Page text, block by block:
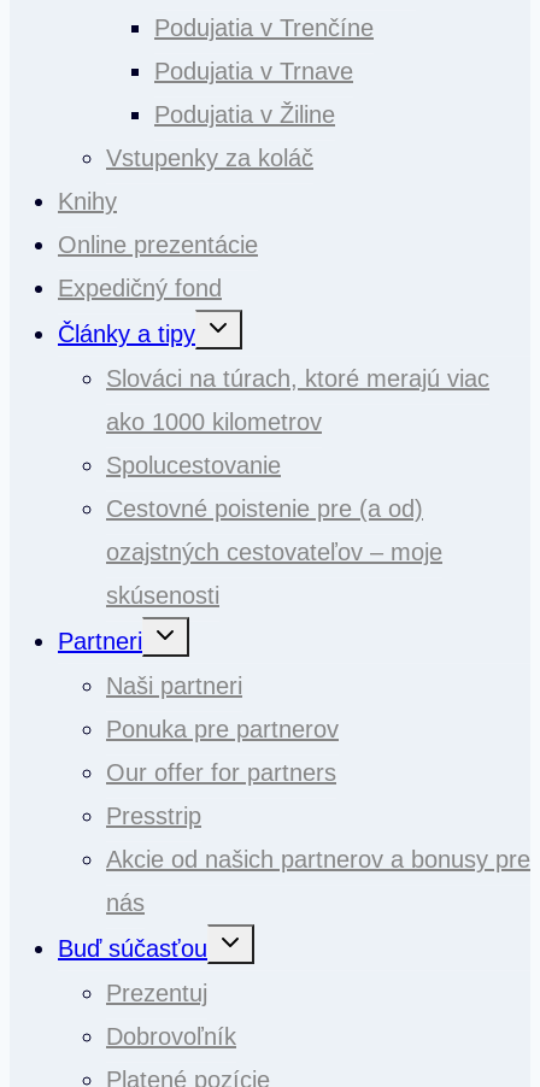
Podujatia v Trenčíne
Podujatia v Trnave
Podujatia v Žiline
Vstupenky za koláč
Knihy
Online prezentácie
Expedičný fond
Články a tipy
Toggle
Slováci na túrach, ktoré merajú viac
ako 1000 kilometrov
Spolucestovanie
Cestovné poistenie pre (a od)
ozajstných cestovateľov – moje
skúsenosti
Partneri
Toggle
Naši partneri
Ponuka pre partnerov
Our offer for partners
Presstrip
Akcie od našich partnerov a bonusy pre
nás
Buď súčasťou
Toggle
Prezentuj
Dobrovoľník
Platené pozície